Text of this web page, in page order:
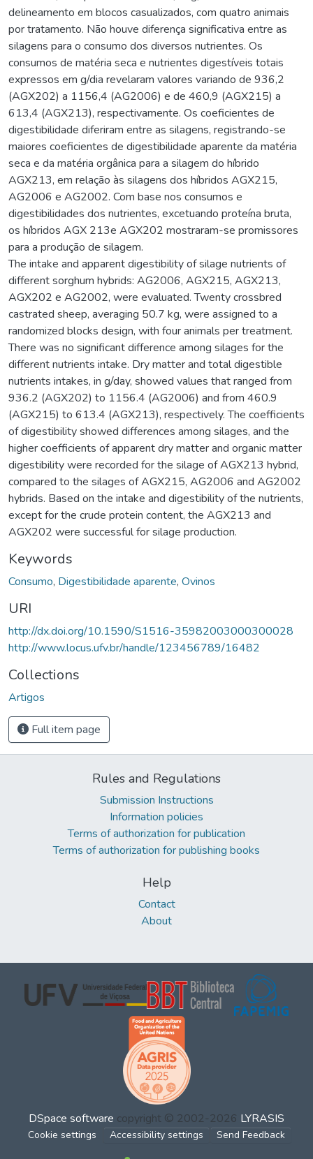
delineamento em blocos casualizados, com quatro animais
por tratamento. Não houve diferença significativa entre as
silagens para o consumo dos diversos nutrientes. Os
consumos de matéria seca e nutrientes digestíveis totais
expressos em g/dia revelaram valores variando de 936,2
(AGX202) a 1156,4 (AG2006) e de 460,9 (AGX215) a
613,4 (AGX213), respectivamente. Os coeficientes de
digestibilidade diferiram entre as silagens, registrando-se
maiores coeficientes de digestibilidade aparente da matéria
seca e da matéria orgânica para a silagem do híbrido
AGX213, em relação às silagens dos híbridos AGX215,
AG2006 e AG2002. Com base nos consumos e
digestibilidades dos nutrientes, excetuando proteína bruta,
os híbridos AGX 213e AGX202 mostraram-se promissores
para a produção de silagem.
The intake and apparent digestibility of silage nutrients of
different sorghum hybrids: AG2006, AGX215, AGX213,
AGX202 e AG2002, were evaluated. Twenty crossbred
castrated sheep, averaging 50.7 kg, were assigned to a
randomized blocks design, with four animals per treatment.
There was no significant difference among silages for the
different nutrients intake. Dry matter and total digestible
nutrients intakes, in g/day, showed values that ranged from
936.2 (AGX202) to 1156.4 (AG2006) and from 460.9
(AGX215) to 613.4 (AGX213), respectively. The coefficients
of digestibility showed differences among silages, and the
higher coefficients of apparent dry matter and organic matter
digestibility were recorded for the silage of AGX213 hybrid,
compared to the silages of AGX215, AG2006 and AG2002
hybrids. Based on the intake and digestibility of the nutrients,
except for the crude protein content, the AGX213 and
AGX202 were successful for silage production.
Keywords
Consumo, Digestibilidade aparente, Ovinos
URI
http://dx.doi.org/10.1590/S1516-35982003000300028
http://www.locus.ufv.br/handle/123456789/16482
Collections
Artigos
Full item page
Rules and Regulations
Submission Instructions
Information policies
Terms of authorization for publication
Terms of authorization for publishing books
Help
Contact
About
DSpace software copyright © 2002-2026 LYRASIS
Cookie settings Accessibility settings Send Feedback